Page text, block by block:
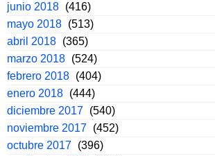
junio 2018 (416)
mayo 2018 (513)
abril 2018 (365)
marzo 2018 (524)
febrero 2018 (404)
enero 2018 (444)
diciembre 2017 (540)
noviembre 2017 (452)
octubre 2017 (396)